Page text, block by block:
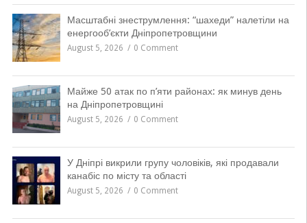
Масштабні знеструмлення: “шахеди” налетіли на
енергооб’єкти Дніпропетровщини
August 5, 2026 0 Comment
Майже 50 атак по п’яти районах: як минув день
на Дніпропетровщині
August 5, 2026 0 Comment
У Дніпрі викрили групу чоловіків, які продавали
канабіс по місту та області
August 5, 2026 0 Comment